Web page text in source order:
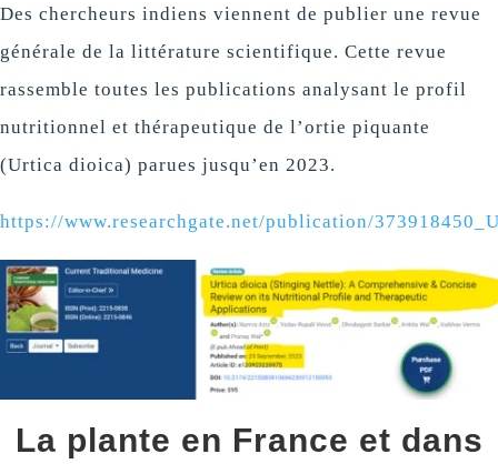
Des chercheurs indiens viennent de publier une revue
générale de la littérature scientifique. Cette revue
rassemble toutes les publications analysant le profil
nutritionnel et thérapeutique de l’ortie piquante
(Urtica dioica) parues jusqu’en 2023.
https://www.researchgate.net/publication/
La plante en France et dans